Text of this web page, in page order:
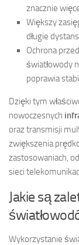
znacznie
Większy
długie
Ochrona
światłowody
poprawia
Dzięki tym
nowoczesnych
oraz transmisji
zwiększenia
zastosowaniach,
sieci
Jakie są
Wykorzystanie